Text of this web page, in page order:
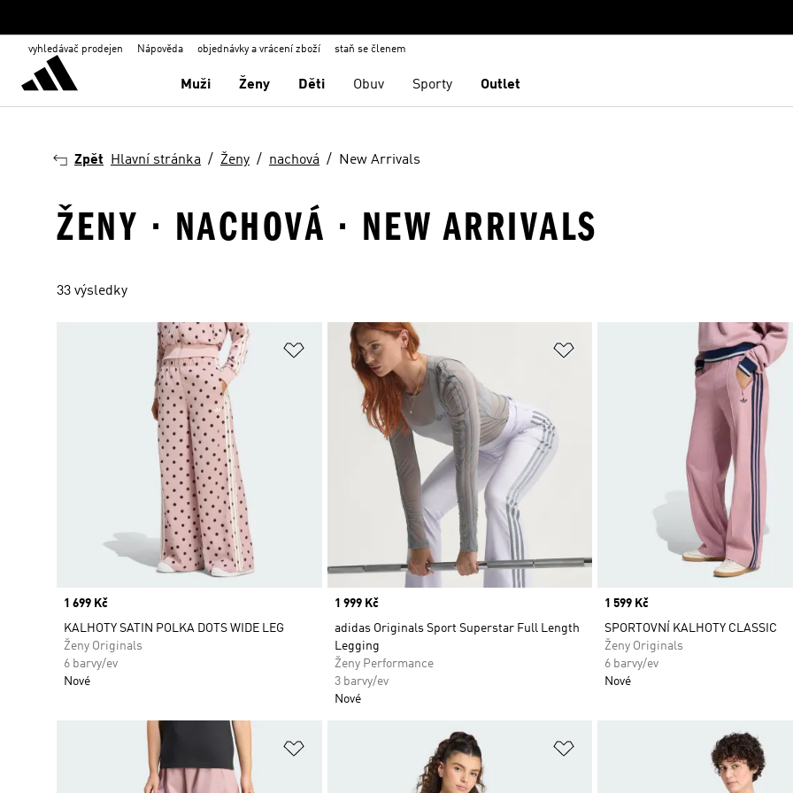
vyhledávač prodejen Nápověda objednávky a vrácení zboží staň se členem
Muži Ženy Děti Obuv Sporty Outlet
Zpět Hlavní stránka Ženy nachová New Arrivals
ŽENY · NACHOVÁ · NEW ARRIVALS
33 výsledky
Přidat do seznamu přání
Price
1 699 Kč
KALHOTY SATIN POLKA DOTS WIDE LEG
Ženy Originals
6 barvy/ev
Nové
Přidat do seznamu přání
Price
1 999 Kč
adidas Originals Sport Superstar Full Length
Legging
Ženy Performance
3 barvy/ev
Nové
Price
1 599 Kč
SPORTOVNÍ KALHOTY CLASSIC
Ženy Originals
6 barvy/ev
Nové
Přidat do seznamu přání Přidat do seznamu přání